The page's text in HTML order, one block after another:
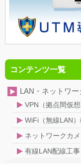
コンテンツ一覧
LAN・ネットワー
VPN（拠点間仮
WiFi（無線LAN
ネットワークカ
有線LAN配線工事